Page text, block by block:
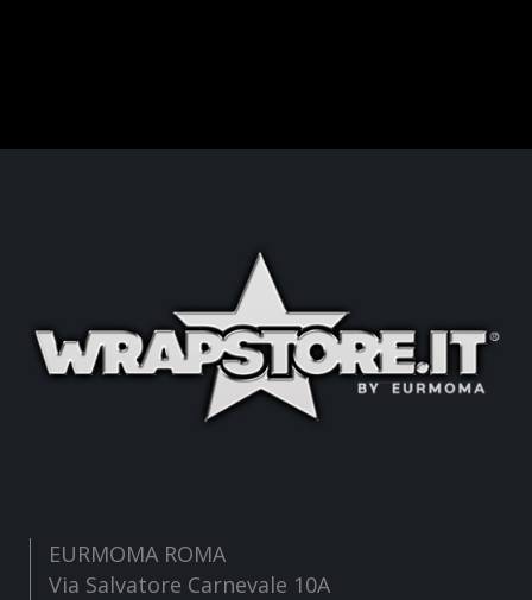
EURMOMA ROMA
Via Salvatore Carnevale 10A